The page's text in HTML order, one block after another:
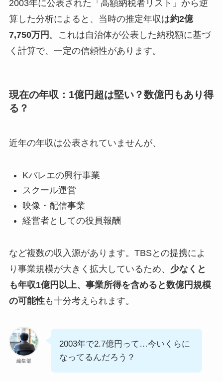
2003年に公表された「高額納税者リスト」から逆
算した分析によると、当時の推定年収は約2億
7,750万円 。これは自治体が公表した納税額に基づ
く計算で、一定の信頼性があります。
現在の年収：1億円超は堅い？数億円もあり得
る？
近年の年収は公表されていませんが、
Kバレエの興行事業
スクール運営
映像・配信事業
経営者としての役員報酬
など複数の収入源があります。TBSとの提携によ
り事業規模が大きく拡大しているため、 少なくと
も年収1億円以上、事業所得を含めると数億円規模
の可能性も十分考えられます。
編集部
2003年で2.7億円って…今いくらに
なってるんだろう？